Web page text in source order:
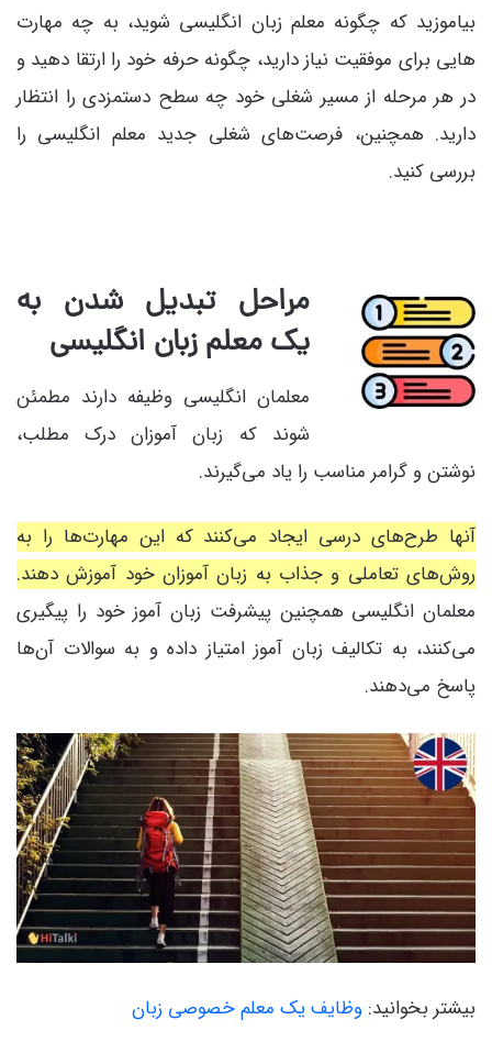
بیاموزید که چگونه معلم زبان انگلیسی شوید، به چه مهارت
هایی برای موفقیت نیاز دارید، چگونه حرفه خود را ارتقا دهید و
در هر مرحله از مسیر شغلی خود چه سطح دستمزدی را انتظار
دارید. همچنین، فرصت‌های شغلی جدید معلم انگلیسی را
بررسی کنید.
مراحل تبدیل شدن به
یک معلم زبان انگلیسی
معلمان انگلیسی وظیفه دارند مطمئن
شوند که زبان آموزان درک مطلب،
نوشتن و گرامر مناسب را یاد می‌گیرند.
آنها طرح‌های درسی ایجاد می‌کنند که این مهارت‌ها را به
روش‌های تعاملی و جذاب به زبان آموزان خود آموزش دهند.
معلمان انگلیسی همچنین پیشرفت زبان آموز خود را پیگیری
می‌کنند، به تکالیف زبان آموز امتیاز داده و به سوالات آن‌ها
پاسخ می‌دهند.
بیشتر بخوانید: وظایف یک معلم خصوصی زبان